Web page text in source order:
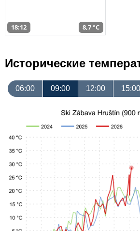
18:12 8,7 °C
Исторические
06:00 09:00 12:00 15:00